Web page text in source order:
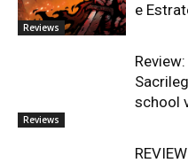
Reviews
e
Reviews
school